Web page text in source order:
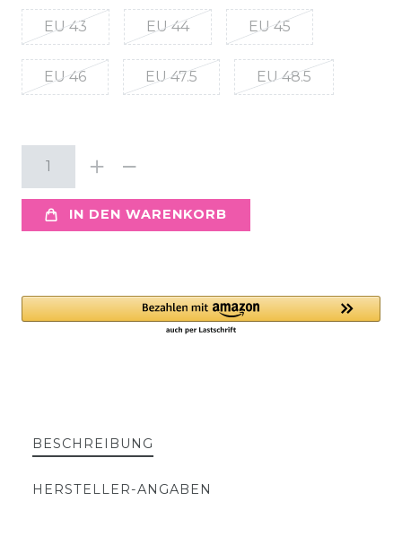
EU 43 EU 44 EU 45
EU 46 EU 47.5 EU 48.5
IN DEN WARENKORB
BESCHREIBUNG
HERSTELLER-ANGABEN